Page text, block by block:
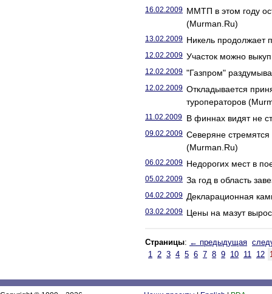
16.02.2009 ММТП в этом году
(Murman.Ru)
13.02.2009 Никель продолжает
12.02.2009 Участок можно
12.02.2009 "Газпром"
12.02.2009 Откладывается
туроператоров
11.02.2009 В финнах видят не
09.02.2009 Северяне
(Murman.Ru)
06.02.2009 Недорогих мест в
05.02.2009 За год в область
04.02.2009 Декларационная
03.02.2009 Цены на мазут
Страницы: ← предыдущая
1 2 3 4 5 6 7 8 9 10 11 12